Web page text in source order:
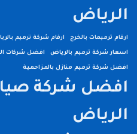
الرياض
ارقام ترميمات بالخرج ارقام شركة ترميم
اسعار شركة ترميم بالرياض افضل شركات
افضل شركة ترميم منازل بالمزاحمية
افضل شركة
الرياض